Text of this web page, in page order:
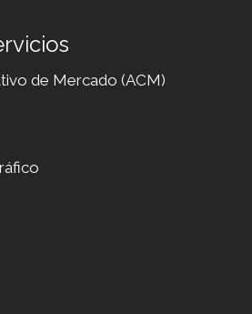
de Mercado (ACM)